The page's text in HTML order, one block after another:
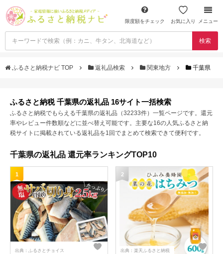
限度額をチェック お気に入り メニュー
検索
ふるさと納税ナビ TOP 返礼品検索 関東地方 千葉県
ふるさと納税 千葉県の返礼品 16サイト一括検索
ふるさと納税でもらえる千葉県の返礼品（32233件）一覧ページです。還元
率やレビュー件数順などに並べ替え可能です。主要な16の人気ふるさと納
税サイトに掲載されている返礼品を1回でまとめて検索できて便利です。
千葉県の返礼品 還元率ランキングTOP10
1
出典：ふるさとチョイス
2
出典：楽天ふるさと納税